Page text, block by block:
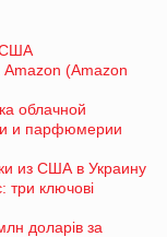
США
Amazon (Amazon
облачной
и парфюмерии
из США в Украину
три ключові
доларів за